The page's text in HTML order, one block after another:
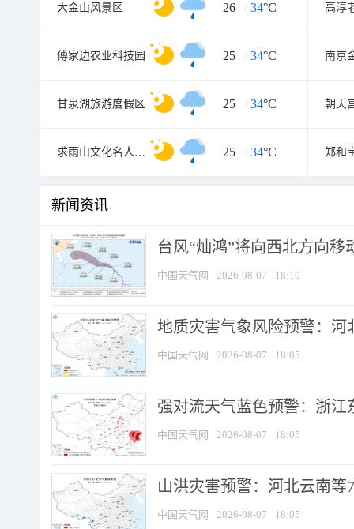
大金山风景区 26 / 34°C 高淳
傅家边农业科技园 25 / 34°C 南京
甘泉湖旅游度假区 25 / 34°C 朝天
求雨山文化名人纪念馆 25 / 34°C 郑和
新闻资讯
台风“灿鸿”将向西北方向移
中国天气网 2026-08-07 18:10
地质灾害气象风险预警：河
中国天气网 2026-08-07 18:05
强对流天气蓝色预警：浙江
中国天气网 2026-08-07 18:05
山洪灾害预警：河北云南
中国天气网 2026-08-07 18:05